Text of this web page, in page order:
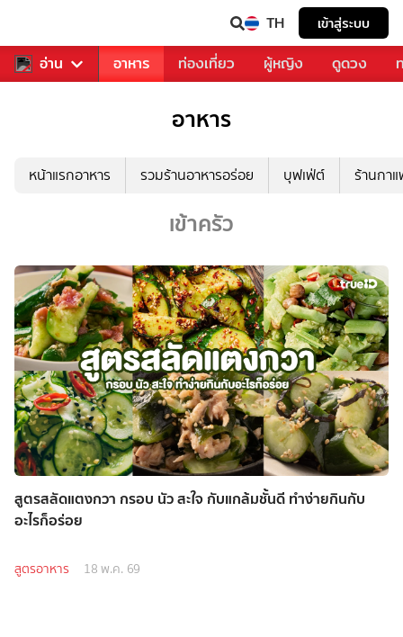
TH เข้าสู่ระบบ
อ่าน
รวงการเพลง อาหาร ท่องเที่ยว ผู้หญิง ดูดวง
อาหาร
หน้าแรกอาหาร รวมร้านอาหารอร่อย บุฟเฟ่ต์ ร้านกา
เข้าครัว
สูตรสลัดแตงกวา กรอบ นัว สะใจ กับแกล้มชั้นดี ทำง่ายกินกับ
อะไรก็อร่อย
สูตรอาหาร 18 พ.ค. 69